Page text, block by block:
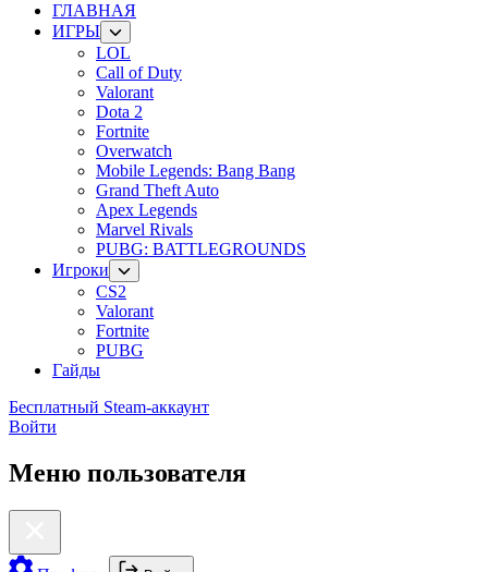
ГЛАВНАЯ
ИГРЫ
LOL
Call of Duty
Valorant
Dota 2
Fortnite
Overwatch
Mobile Legends: Bang Bang
Grand Theft Auto
Apex Legends
Marvel Rivals
PUBG: BATTLEGROUNDS
Игроки
CS2
Valorant
Fortnite
PUBG
Гайды
Бесплатный Steam-аккаунт
Войти
Меню пользователя